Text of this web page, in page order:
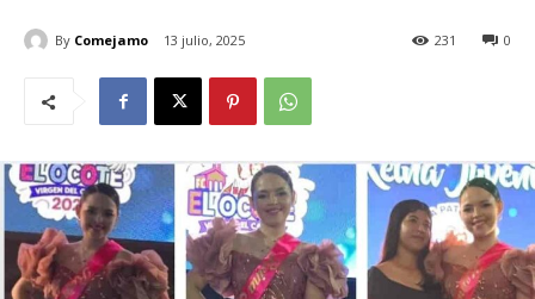
By Comejamo 13 julio, 2025 0
231